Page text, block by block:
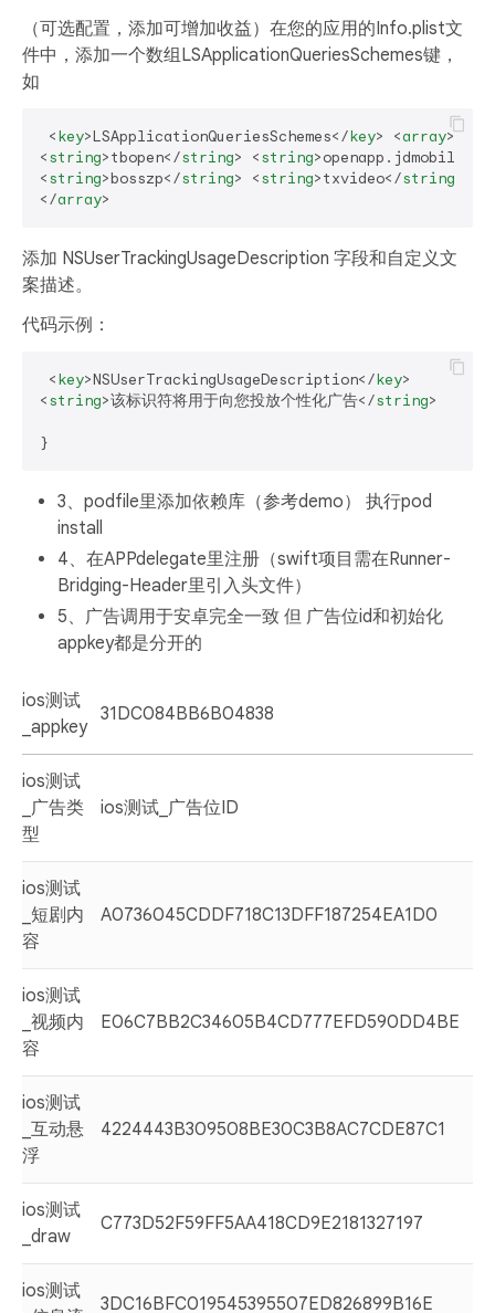
（可选配置，添加可增加收益）在您的应用的Info.plist文
件中，添加一个数组LSApplicationQueriesSchemes键，
如
<key>LSApplicationQueriesSchemes</key> <array>
<string>tbopen</string> <string>openapp.jdmobile
<string>bosszp</string> <string>txvideo</string
</array>
添加 NSUserTrackingUsageDescription 字段和自定义文
案描述。
代码示例：
<key>NSUserTrackingUsageDescription</key>
<string>该标识符将用于向您投放个性化广告</string>
3、podfile里添加依赖库（参考demo） 执行pod
install
4、在APPdelegate里注册（swift项目需在Runner-
Bridging-Header里引入头文件）
5、广告调用于安卓完全一致 但 广告位id和初始化
appkey都是分开的
ios测试
_appkey
31DC084BB6B04838
ios测试
_广告类
型
ios测试_广告位ID
ios测试
_短剧内
容
A0736045CDDF718C13DFF187254EA1D0
ios测试
_视频内
容
E06C7BB2C34605B4CD777EFD590DD4BE
ios测试
_互动悬
浮
4224443B309508BE30C3B8AC7CDE87C1
ios测试
_draw
C773D52F59FF5AA418CD9E2181327197
ios测试
3DC16BFC019545395507ED826899B16E